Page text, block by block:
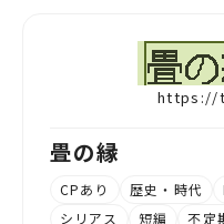
https://
畳の縁
CPあり 歴史・時代
シリアス
短編 不定